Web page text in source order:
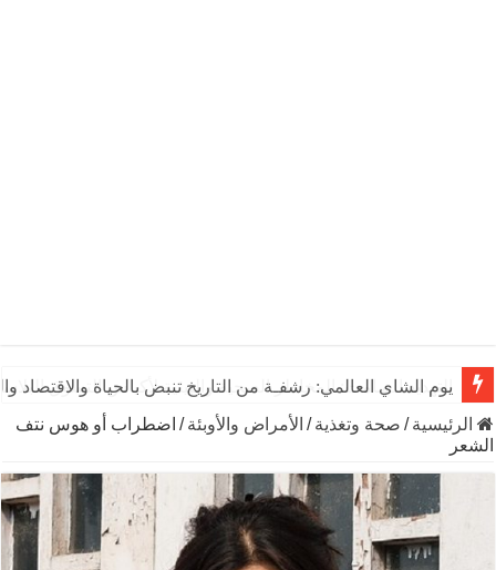
يوم الشاي العالمي: رشفـة من التاريخ تنبض بالحياة والاقتصاد
الرئيسية / صحة وتغذية / الأمراض والأوبئة / اضطراب أو هوس نتف
الشعر